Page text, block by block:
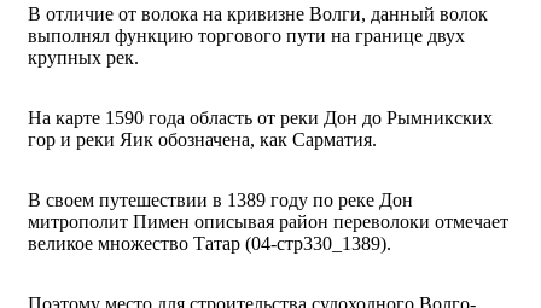
В отличие от волока на кривизне Волги, данный волок
выполнял функцию торгового пути на границе двух
крупных рек.
На карте 1590 года область от реки Дон до Рымникских
гор и реки Яик обозначена, как Сарматия.
В своем путешествии в 1389 году по реке Дон
митрополит Пимен описывая район переволоки отмечает
великое множество Татар (04-стр330_1389).
Поэтому место для строительства судоходного Волго-